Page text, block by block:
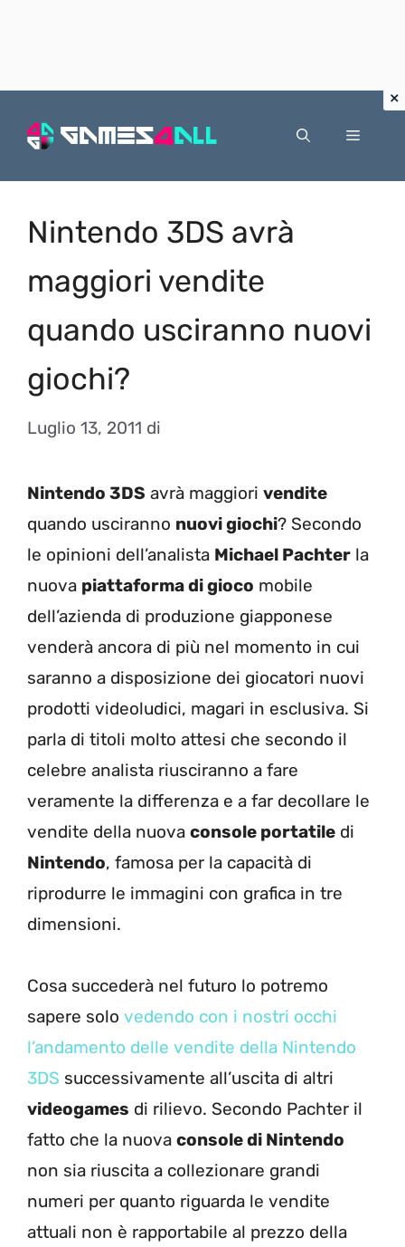
Menu
Nintendo 3DS avrà
maggiori vendite
quando usciranno nuovi
giochi?
Luglio 13, 2011 di
Nintendo 3DS avrà maggiori vendite
quando usciranno nuovi giochi? Secondo
le opinioni dell’analista Michael Pachter la
nuova piattaforma di gioco mobile
dell’azienda di produzione giapponese
venderà ancora di più nel momento in cui
saranno a disposizione dei giocatori nuovi
prodotti videoludici, magari in esclusiva. Si
parla di titoli molto attesi che secondo il
celebre analista riusciranno a fare
veramente la differenza e a far decollare le
vendite della nuova console portatile di
Nintendo, famosa per la capacità di
riprodurre le immagini con grafica in tre
dimensioni.
Cosa succederà nel futuro lo potremo
sapere solo vedendo con i nostri occhi
l’andamento delle vendite della Nintendo
3DS successivamente all’uscita di altri
videogames di rilievo. Secondo Pachter il
fatto che la nuova console di Nintendo
non sia riuscita a collezionare grandi
numeri per quanto riguarda le vendite
attuali non è rapportabile al prezzo della